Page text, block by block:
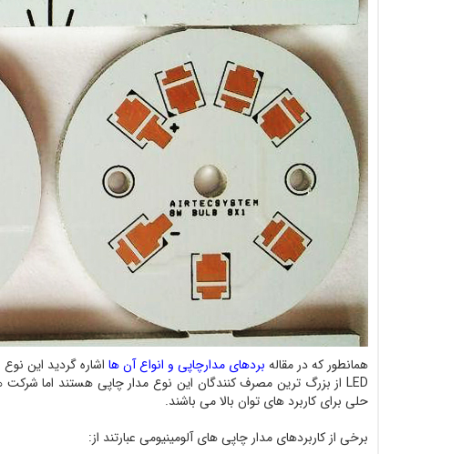
همانطور که در مقاله بردهای مدارچاپی و انواع آن ها اشاره گردید این نوع
حلی برای کاربرد های توان بالا می باشند.
برخی از کاربردهای مدار چاپی های آلومینیومی عبارتند از: